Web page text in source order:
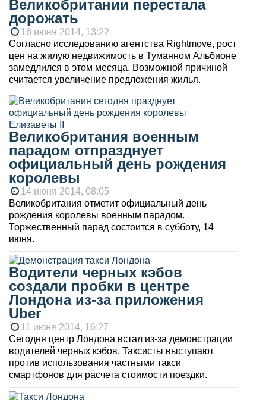
Великобритании перестала
дорожать
16 июня 2014, 13:22
Согласно исследованию агентства Rightmove, рост
цен на жилую недвижимость в Туманном Альбионе
замедлился в этом месяца. Возможной причиной
считается увеличение предложения жилья.
Великобритания военным
парадом отпразднует
официальный день рождения
королевы
14 июня 2014, 08:05
Великобритания отметит официальный день
рождения королевы военным парадом.
Торжественный парад состоится в субботу, 14
июня.
Водители черных кэбов
создали пробки в центре
Лондона из-за приложения
Uber
11 июня 2014, 16:27
Сегодня центр Лондона встал из-за демонстрации
водителей черных кэбов. Таксисты выступают
против использования частными такси
смартфонов для расчета стоимости поездки.